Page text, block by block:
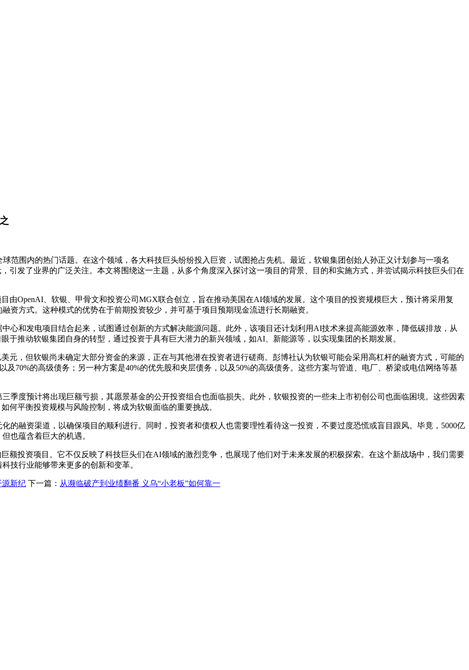
围内的热门话题。在这个领域，各大科技巨头纷纷投入巨资，试图抢占先机。最近，软银集团创始人孙正义计划参与一项名
引发了业界的广泛关注。本文将围绕这一主题，从多个角度深入探讨这一项目的背景、目的和实施方式，并尝试揭示科技巨头们在
OpenAI、软银、甲骨文和投资公司MGX联合创立，旨在推动美国在AI领域的发展。这个项目的投资规模巨大，预计将采用复
资方式。这种模式的优势在于前期投资较少，并可基于项目预期现金流进行长期融资。
和发电项目结合起来，试图通过创新的方式解决能源问题。此外，该项目还计划利用AI技术来提高能源效率，降低碳排放，从
于推动软银集团自身的转型，通过投资于具有巨大潜力的新兴领域，如AI、新能源等，以实现集团的长期发展。
，但软银尚未确定大部分资金的来源，正在与其他潜在投资者进行磋商。彭博社认为软银可能会采用高杠杆的融资方式，可能的
及70%的高级债务；另一种方案是40%的优先股和夹层债务，以及50%的高级债务。这些方案与管道、电厂、桥梁或电信网络等基
度预计将出现巨额亏损，其愿景基金的公开投资组合也面临损失。此外，软银投资的一些未上市初创公司也面临困境。这些因素
何平衡投资规模与风险控制，将成为软银面临的重要挑战。
融资渠道，以确保项目的顺利进行。同时，投资者和债权人也需要理性看待这一投资，不要过度恐慌或盲目跟风。毕竟，5000亿
也蕴含着巨大的机遇。
投资项目。它不仅反映了科技巨头们在AI领域的激烈竞争，也展现了他们对于未来发展的积极探索。在这个新战场中，我们需要
技行业能够带来更多的创新和变革。
源新纪 下一篇： 从濒临破产到业绩翻番 义乌“小老板”如何靠一